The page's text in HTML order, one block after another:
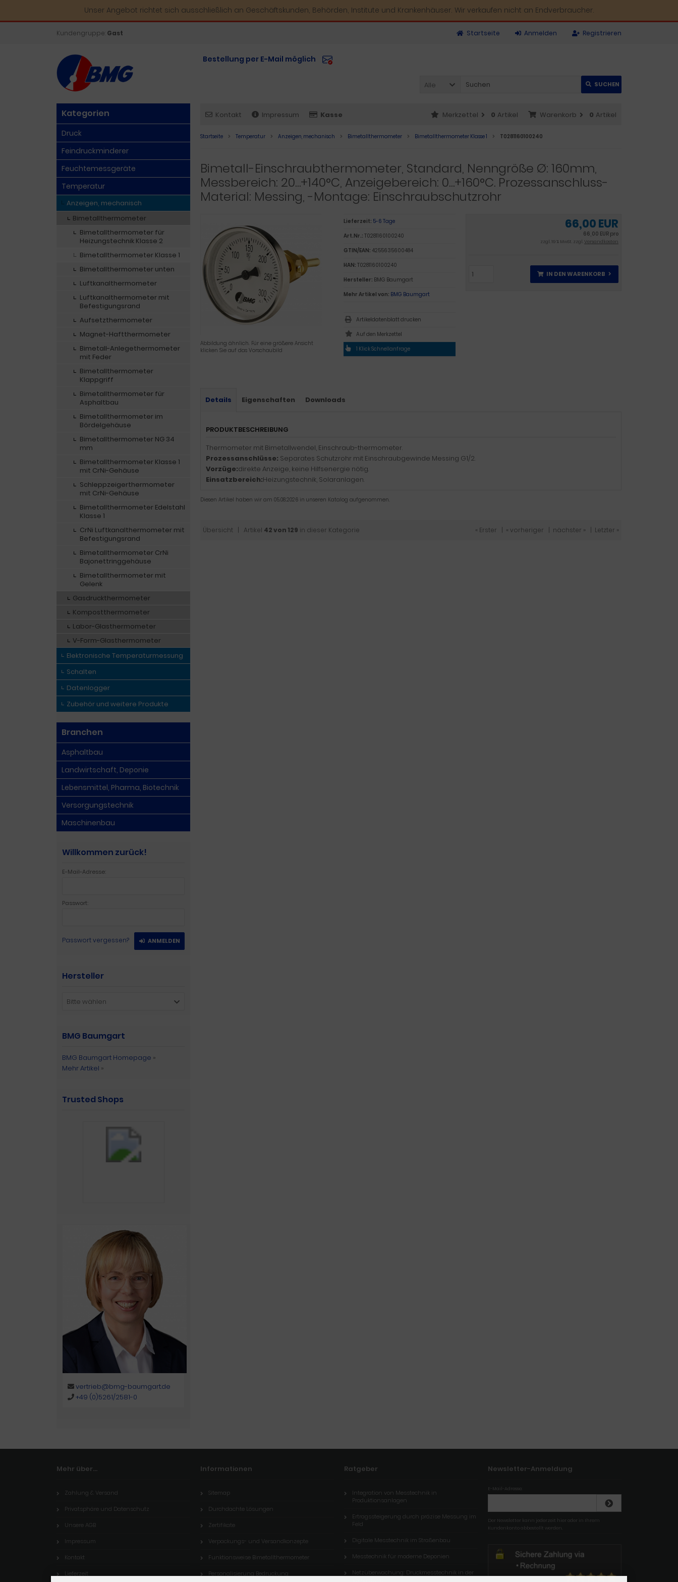
Unser Angebot richtet sich ausschließlich an Geschäftskunden, Behörden, Institute und Krankenhäuser. Wir verkaufen nicht an Endverbraucher.
Kundengruppe: Gast Registrieren
Anmelden
Startseite
Bestellung per E-Mail möglich
Alle SUCHEN
Kontakt Impressum Kasse Warenkorb 0 Artikel
Merkzettel 0 Artikel
Startseite Temperatur Anzeigen, mechanisch Bimetallthermometer Bimetallthermometer Klasse 1 T0281160100240
Bimetall-Einschraubthermometer, Standard, Nenngröße Ø: 160mm,
Messbereich: 20…+140°C, Anzeigebereich: 0…+160°C. Prozessanschluss-
Material: Messing, -Montage: Einschraubschutzrohr
Abbildung ähnlich. Für eine größere Ansicht
klicken Sie auf das Vorschaubild
66,00 EUR
66,00 EUR pro
zzgl. 19 % MwSt. zzgl.Versandkosten
IN DEN WARENKORB
Lieferzeit: 5-6 Tage
Art.Nr.: T0281160100240
GTIN/EAN: 4255635600484
HAN: T0281160100240
Hersteller: BMG Baumgart
Mehr Artikel von: BMG Baumgart
Artikeldatenblatt drucken
1 Klick Schnellanfrage
Details Eigenschaften Downloads
PRODUKTBESCHREIBUNG
Thermometer mit Bimetallwendel, Einschraub-thermometer.
Prozessanschlüsse: Separates Schutzrohr mit Einschraubgewinde Messing G1/2.
Vorzüge:direkte Anzeige, keine Hilfsenergie nötig.
Einsatzbereich:Heizungstechnik, Solaranlagen.
Diesen Artikel haben wir am 05.08.2026 in unseren Katalog aufgenommen.
Übersicht | Artikel 42 von 129 in dieser Kategorie « Erster « vorheriger nächster » Letzter »
Kategorien
Druck
Feindruckminderer
Feuchtemessgeräte
Temperatur
Anzeigen, mechanisch
Bimetallthermometer
Bimetallthermometer für
Heizungstechnik Klasse 2
Bimetallthermometer Klasse 1
Bimetallthermometer unten
Luftkanalthermometer
Luftkanalthermometer mit
Befestigungsrand
Aufsetzthermometer
Magnet-Haftthermometer
Bimetall-Anlegethermometer
mit Feder
Bimetallthermometer
Klappgriff
Bimetallthermometer für
Asphaltbau
Bimetallthermometer im
Bördelgehäuse
Bimetallthermometer NG 34
mm
Bimetallthermometer Klasse 1
mit CrNi-Gehäuse
Schleppzeigerthermometer
mit CrNi-Gehäuse
Bimetallthermometer Edelstahl
Klasse 1
CrNi Luftkanalthermometer mit
Befestigungsrand
Bimetallthermometer CrNi
Bajonettringgehäuse
Bimetallthermometer mit
Gelenk
Gasdruckthermometer
Kompostthermometer
Labor-Glasthermometer
V-Form-Glasthermometer
Elektronische Temperaturmessung
Schalten
Datenlogger
Zubehör und weitere Produkte
Branchen
Asphaltbau
Landwirtschaft, Deponie
Lebensmittel, Pharma, Biotechnik
Versorgungstechnik
Maschinenbau
Willkommen zurück!
E-Mail-Adresse:
Passwort:
Passwort vergessen? ANMELDEN
Hersteller
Bitte wählen
BMG Baumgart
BMG Baumgart Homepage »
Mehr Artikel »
Trusted Shops
vertrieb@bmg-baumgart.de
+49 (0)5261/2581-0
Mehr über...
Zahlung & Versand
Privatsphäre und Datenschutz
Unsere AGB
Impressum
Kontakt
Lieferzeit
Informationen
Sitemap
Durchdachte Lösungen
Zertifikate
Verpackungs- und Versandkonzepte
Funktionsweise Bimetallthermometer
Personalisierung Bedruckung
Ratgeber
Integration von Messtechnik in
Produktionsanlagen
Ertragssteigerung durch präzise Messung im
Feld
Digitale Messtechnik im Straßenbau
Messtechnik für moderne Deponien
Netzüberwachung: Druckmesstechnik in der
Newsletter-Anmeldung
E-Mail-Adresse:
Der Newsletter kann jederzeit hier oder in Ihrem
Kundenkonto abbestellt werden.